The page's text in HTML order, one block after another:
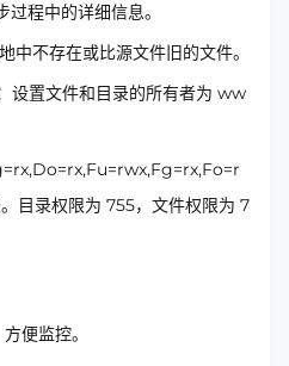
程中的详细信息。
不存在或比源文件旧的文件。
置文件和目录的所有者为 ww
目录权限为 755，文件权限为 7
便监控。